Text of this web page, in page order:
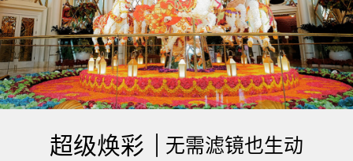
超级焕彩 | 无需滤镜也生动